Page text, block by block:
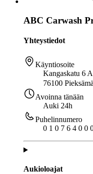
ABC Carwash
Yhteystiedot
Käyntiosoite
Kangaskatu 6
76100
Avoinna tänään
Auki 24h
Puhelinnumero
0 1 0 7 6 4 0 0
Aukioloajat